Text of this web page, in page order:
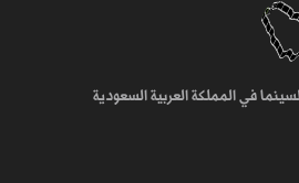
في المملكة العربية السعودية